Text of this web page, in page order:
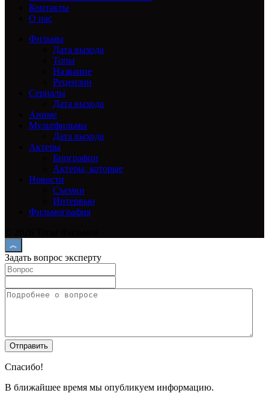
Контакты
О нас
Фильмы
Дата выхода
Топы
Название
Рецензии
Сериалы
Дата выхода
Аниме
Мультфильмы
Дата выхода
Актеры
Биографии
Актеры, которые
Новости
Съемки
Интервью
Фильмография
Задать вопрос эксперту
Спасибо!
В ближайшее время мы опубликуем информацию.